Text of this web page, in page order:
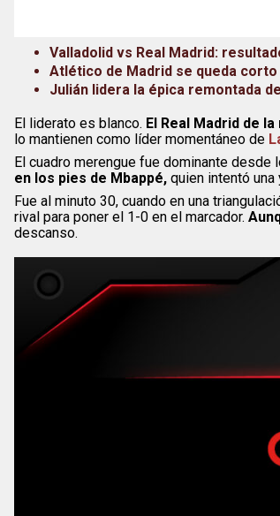
Valladolid vs Real Madrid:
Atlético de Madrid se queda
Julián lidera la épica remontada
El liderato es blanco. El Real Madrid de
lo mantienen como líder momentáneo de
El cuadro merengue fue dominante
en los pies de Mbappé, quien intentó
Fue al minuto 30, cuando en una
rival para poner el 1-0 en el marcador.
descanso.